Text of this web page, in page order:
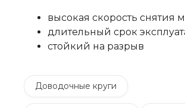
высокая скорость снятия
длительный срок
стойкий на разрыв
Доводочные круги